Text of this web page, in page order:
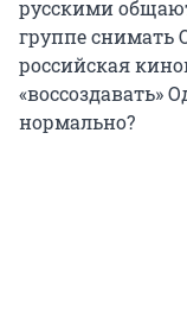
русскими
группе снимать
российская
«воссоздавать»
нормально?